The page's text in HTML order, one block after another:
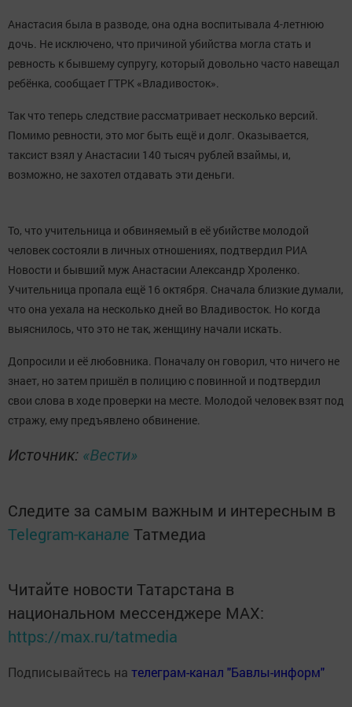
Анастасия была в разводе, она одна воспитывала 4-летнюю
дочь. Не исключено, что причиной убийства могла стать и
ревность к бывшему супругу, который довольно часто навещал
ребёнка, сообщает ГТРК «Владивосток».
Так что теперь следствие рассматривает несколько версий.
Помимо ревности, это мог быть ещё и долг. Оказывается,
таксист взял у Анастасии 140 тысяч рублей взаймы, и,
возможно, не захотел отдавать эти деньги.
То, что учительница и обвиняемый в её убийстве молодой
человек состояли в личных отношениях, подтвердил РИА
Новости и бывший муж Анастасии Александр Хроленко.
Учительница пропала ещё 16 октября. Сначала близкие думали,
что она уехала на несколько дней во Владивосток. Но когда
выяснилось, что это не так, женщину начали искать.
Допросили и её любовника. Поначалу он говорил, что ничего не
знает, но затем пришёл в полицию с повинной и подтвердил
свои слова в ходе проверки на месте. Молодой человек взят под
стражу, ему предъявлено обвинение.
Источник: «Вести»
Следите за самым важным и интересным в
Telegram-канале Татмедиа
Читайте новости Татарстана в
национальном мессенджере MАХ:
https://max.ru/tatmedia
Подписывайтесь на телеграм-канал "Бавлы-информ"